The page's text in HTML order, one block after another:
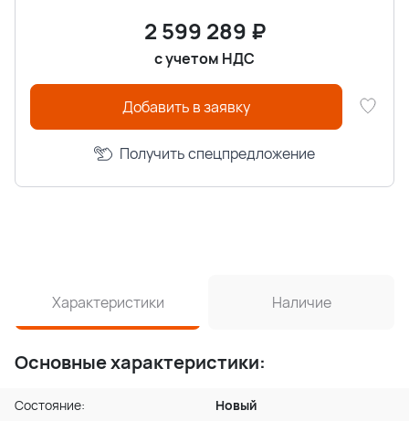
2 599 289 ₽
с учетом НДС
Добавить в заявку
Получить спецпредложение
Характеристики Наличие
Основные характеристики:
Состояние: Новый